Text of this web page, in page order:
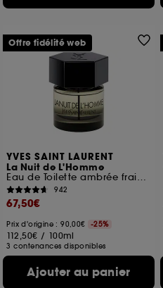
YVES SAINT LAURENT
La Nuit de L'Homme
Eau de Toilette ambrée fraiche
942
67,50€
Prix d'origine : 90,00€ -25%
112,50€ / 100ml
3 contenances disponibles
Ajouter au panier
Offre fidélité web